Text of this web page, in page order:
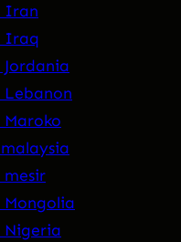
Iran
Iraq
Nigeria